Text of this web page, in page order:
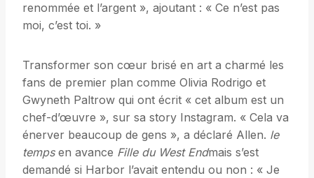
renommée et l’argent », ajoutant : « Ce n’est pas
moi, c’est toi. »
Transformer son cœur brisé en art a charmé les
fans de premier plan comme Olivia Rodrigo et
Gwyneth Paltrow qui ont écrit « cet album est un
chef-d’œuvre », sur sa story Instagram. « Cela va
énerver beaucoup de gens », a déclaré Allen. le
tempsen avance Fille du West Endmais s’est
demandé si Harbor l’avait entendu ou non : « Je